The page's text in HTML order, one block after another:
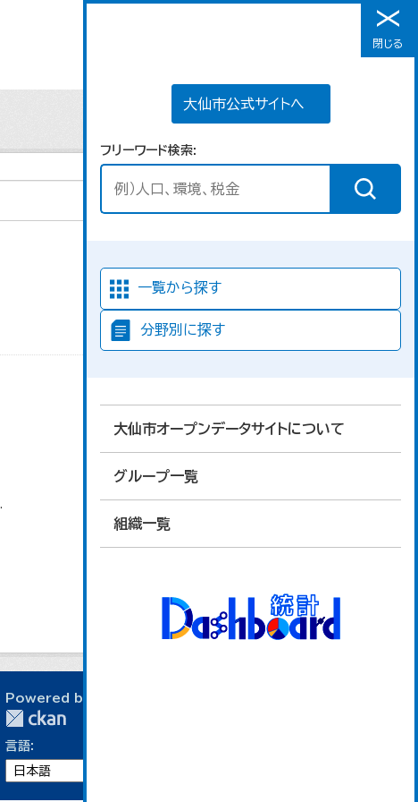
メニュー
大仙市公式サイトへ
フリーワード検索
一覧から探す
分野別に探す
大仙市オープンデータサイトについて
グループ一覧
組織一覧
閉じる
Powered by
言語